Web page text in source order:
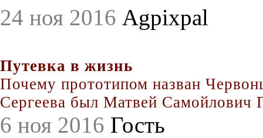
24 ноя 2016 Agpixpal
Путевка в жизнь
Почему прототипом назван
Сергеева был Матвей Самойлович
6 ноя 2016 Гость